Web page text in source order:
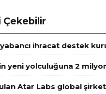
Çekebilir
ihracat destek
yeni yolculuğuna 2
Atar Labs global